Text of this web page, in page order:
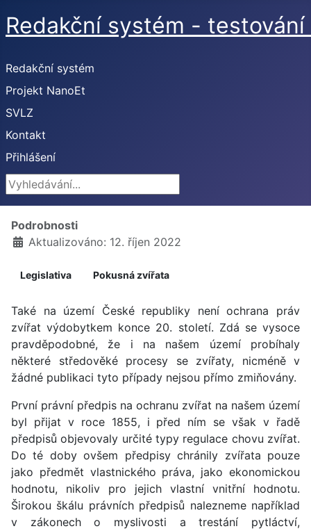
Redakční systém -
Redakční systém
Projekt NanoEt
SVLZ
Kontakt
Přihlášení
Vyhledávání...
Podrobnosti
Aktualizováno: 12. říjen 2022
Legislativa Pokusná zvířata
Také na území České republiky není ochrana práv
zvířat výdobytkem konce 20. století. Zdá se vysoce
pravděpodobné, že i na našem území probíhaly
některé středověké procesy se zvířaty, nicméně v
žádné publikaci tyto případy nejsou přímo zmiňovány.
První právní předpis na ochranu zvířat na našem území
byl přijat v roce 1855, i před ním se však v řadě
předpisů objevovaly určité typy regulace chovu zvířat.
Do té doby ovšem předpisy chránily zvířata pouze
jako předmět vlastnického práva, jako ekonomickou
hodnotu, nikoliv pro jejich vlastní vnitřní hodnotu.
Širokou škálu právních předpisů nalezneme například
v zákonech o myslivosti a trestání pytláctví,